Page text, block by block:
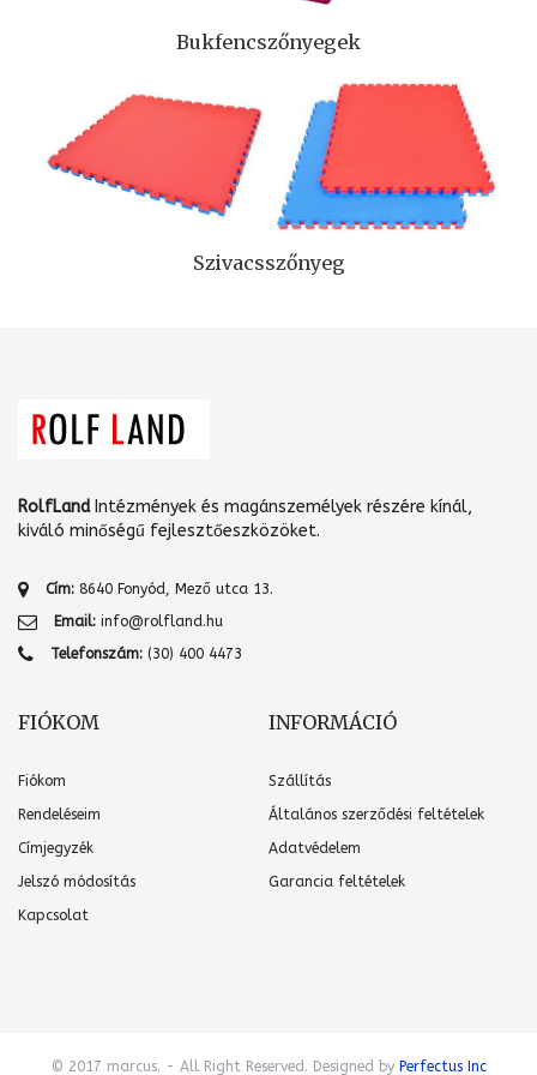
Bukfencszőnyegek
Szivacsszőnyeg
RolfLandIntézmények és magánszemélyek részére kínál,
kiváló minőségű fejlesztőeszközöket.
Cím: 8640 Fonyód, Mező utca 13.
Email: info@rolfland.hu
Telefonszám: (30) 400 4473
FIÓKOM
Fiókom
Rendeléseim
Címjegyzék
Jelszó módosítás
Kapcsolat
INFORMÁCIÓ
Szállítás
Általános szerződési feltételek
Adatvédelem
Garancia feltételek
© 2017 marcus. - All Right Reserved. Designed by Perfectus Inc